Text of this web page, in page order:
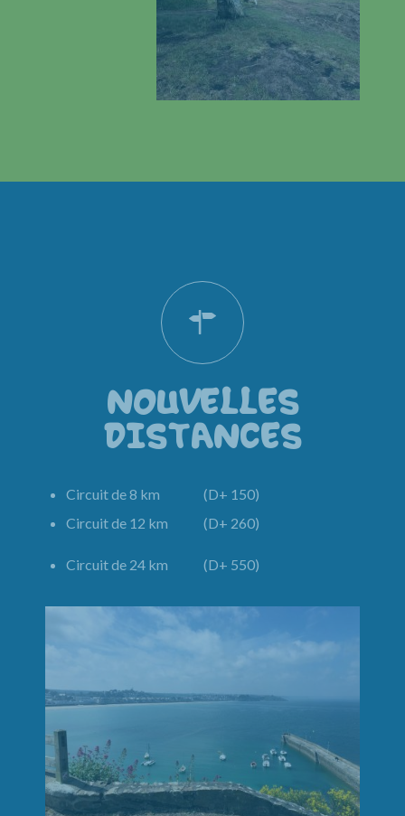
NOUVELLES
DISTANCES
Circuit de 8 km (D+ 150)
Circuit de 12 km (D+ 260)
Circuit de 24 km (D+ 550)